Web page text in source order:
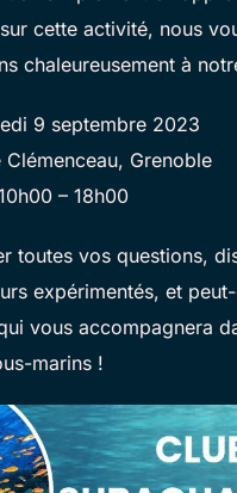
cette activité, nous
chaleureusement à
9 septembre 2023
Clémenceau, Grenoble
– 18h00
toutes vos questions,
expérimentés, et
vous accompagnera
marins !